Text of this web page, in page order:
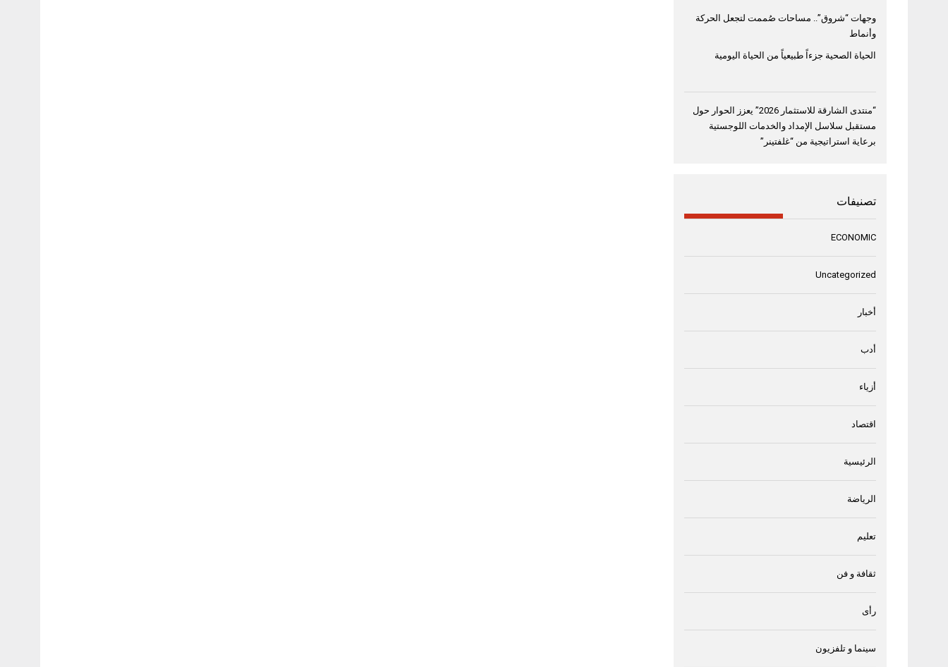
وجهات “شروق”.. مساحات صُممت لتجعل الحركة
وأنماط
الحياة الصحية جزءاً طبيعياً من الحياة اليومية
“منتدى الشارقة للاستثمار 2026” يعزز الحوار حول
مستقبل سلاسل الإمداد والخدمات اللوجستية
برعاية استراتيجية من “غلفتينر”
تصنيفات
ECONOMIC
Uncategorized
أخبار
أدب
أزياء
اقتصاد
الرئيسية
الرياضة
تعليم
ثقافة و فن
رأى
سينما و تلفزيون